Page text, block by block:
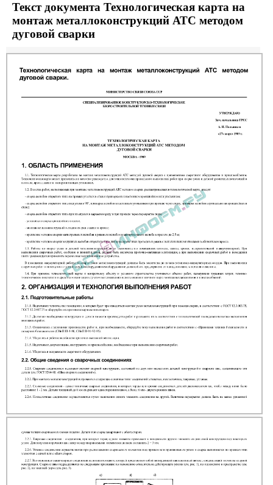
Текст документа Технологическая карта на
монтаж металлоконструкций АТС методом
дуговой сварки